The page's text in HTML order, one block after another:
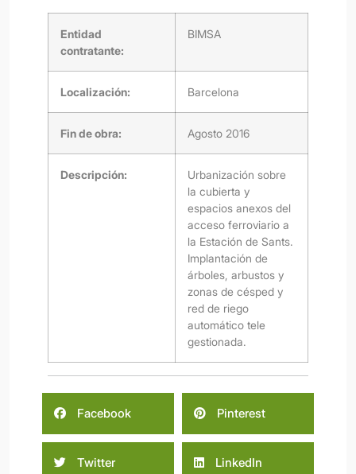
Entidad
contratante:
BIMSA
Localización: Barcelona
Fin de obra: Agosto 2016
Descripción:
Urbanización sobre
la cubierta y
espacios anexos del
acceso ferroviario a
la Estación de Sants.
Implantación de
árboles, arbustos y
zonas de césped y
red de riego
automático tele
gestionada.
Facebook Pinterest
Twitter LinkedIn